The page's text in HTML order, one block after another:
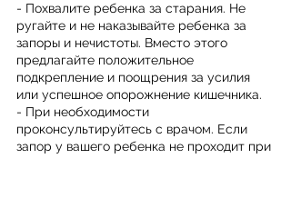
- Похвалите ребенка за старания. Не
ругайте и не наказывайте ребенка за
запоры и нечистоты. Вместо этого
предлагайте положительное
подкрепление и поощрения за усилия
или успешное опорожнение кишечника.
- При необходимости
проконсультируйтесь с врачом. Если
запор у вашего ребенка не проходит при